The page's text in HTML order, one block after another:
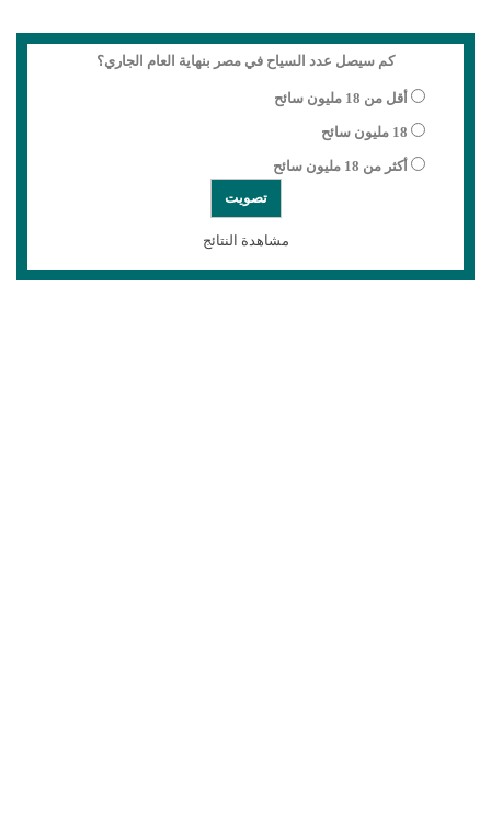
كم سيصل عدد السياح في مصر بنهاية العام الجاري؟
أقل من 18 مليون سائح
18 مليون سائح
أكثر من 18 مليون سائح
مشاهدة النتائج